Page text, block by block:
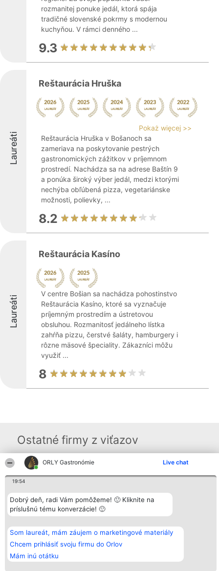
ORLY Gastronómie Live chat
19:54
Dobrý deň, radi Vám pomôžeme! 🙂 Kliknite na
príslušnú tému konverzácie! 🙂
Som laureát, mám záujem o marketingové materiály
Chcem prihlásiť svoju firmu do Orlov
Mám inú otátku
rozmanitej ponuke jedál, ktorá spája
tradičné slovenské pokrmy s modernou
kuchyňou. V rámci denného ...
9.3
Laureáti
Reštaurácia Hruška
Pokaż więcej >>
Reštaurácia Hruška v Bošanoch sa
zameriava na poskytovanie pestrých
gastronomických zážitkov v príjemnom
prostredí. Nachádza sa na adrese Baštín 9
a ponúka široký výber jedál, medzi ktorými
nechýba obľúbená pizza, vegetariánske
možnosti, polievky, ...
8.2
Laureáti
Reštaurácia Kasíno
V centre Bošian sa nachádza pohostinstvo
Reštaurácia Kasíno, ktoré sa vyznačuje
príjemným prostredím a ústretovou
obsluhou. Rozmanitosť jedálneho lístka
zahŕňa pizzu, čerstvé šaláty, hamburgery i
rôzne mäsové špeciality. Zákazníci môžu
využiť ...
8
Ostatné firmy z viťazov
Bright Side Solutions sp. z o.
ul. Ruska 22
Wrocław 50-079
KRS 0000749100 | Regon
381313360 | NIP 8943132676
wszystkich
Laureatów
Podmienky
Obchodné
Zásady
osobných